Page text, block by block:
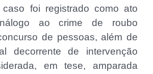
foi registrado como ato
ao crime de roubo
de pessoas, além de
decorrente de intervenção
em tese, amparada